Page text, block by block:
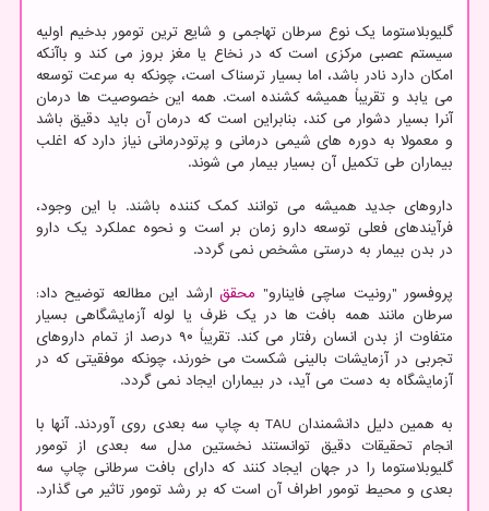
گلیوبلاستوما یک نوع سرطان تهاجمی و شایع ترین تومور بدخیم اولیه
سیستم عصبی مرکزی است که در نخاع یا مغز بروز می کند و باآنکه
امکان دارد نادر باشد، اما بسیار ترسناک است، چونکه به سرعت توسعه
می یابد و تقریباً همیشه کشنده است. همه این خصوصیت ها درمان
آنرا بسیار دشوار می کند، بنابراین است که درمان آن باید دقیق باشد
و معمولا به دوره های شیمی درمانی و پرتودرمانی نیاز دارد که اغلب
بیماران طی تکمیل آن بسیار بیمار می شوند.
داروهای جدید همیشه می توانند کمک کننده باشند. با این وجود،
فرآیندهای فعلی توسعه دارو زمان بر است و نحوه عملکرد یک دارو
در بدن بیمار به درستی مشخص نمی گردد.
پروفسور "رونیت ساچی فاینارو" محققارشد این مطالعه توضیح داد:
سرطان مانند همه بافت ها در یک ظرف یا لوله آزمایشگاهی بسیار
متفاوت از بدن انسان رفتار می کند. تقریباً ۹۰ درصد از تمام داروهای
تجربی در آزمایشات بالینی شکست می خورند، چونکه موفقیتی که در
آزمایشگاه به دست می آید، در بیماران ایجاد نمی گردد.
به همین دلیل دانشمندان TAU به چاپ سه بعدی روی آوردند. آنها با
انجام تحقیقات دقیق توانستند نخستین مدل سه بعدی از تومور
گلیوبلاستوما را در جهان ایجاد کنند که دارای بافت سرطانی چاپ سه
بعدی و محیط تومور اطراف آن است که بر رشد تومور تاثیر می گذارد.